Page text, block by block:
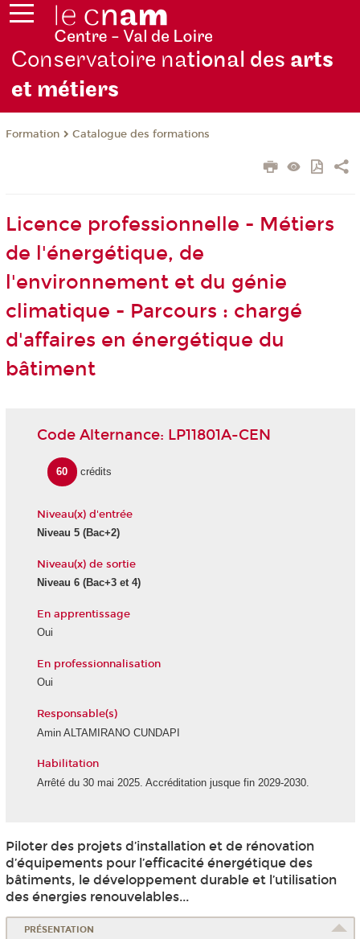
Conservatoire national des arts
et métiers
Formation Catalogue des formations
Licence professionnelle - Métiers
de l'énergétique, de
l'environnement et du génie
climatique - Parcours : chargé
d'affaires en énergétique du
bâtiment
Code Alternance: LP11801A-CEN
60 crédits
Niveau(x) d'entrée
Niveau 5 (Bac+2)
Niveau(x) de sortie
Niveau 6 (Bac+3 et 4)
En apprentissage
Oui
En professionnalisation
Oui
Responsable(s)
Amin ALTAMIRANO CUNDAPI
Habilitation
Arrêté du 30 mai 2025. Accréditation jusque fin 2029-2030.
Piloter des projets d’installation et de rénovation
d’équipements pour l’efficacité énergétique des
bâtiments, le développement durable et l’utilisation
des énergies renouvelables...
PRÉSENTATION